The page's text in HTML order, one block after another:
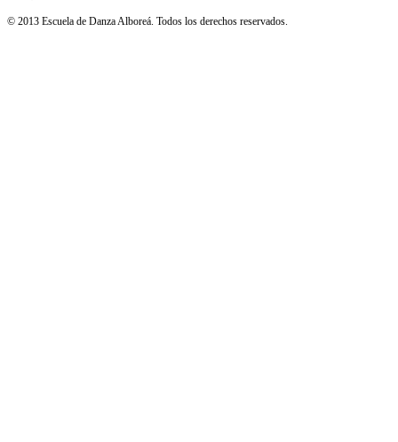
© 2013 Escuela de Danza Alboreá. Todos los derechos reservados.